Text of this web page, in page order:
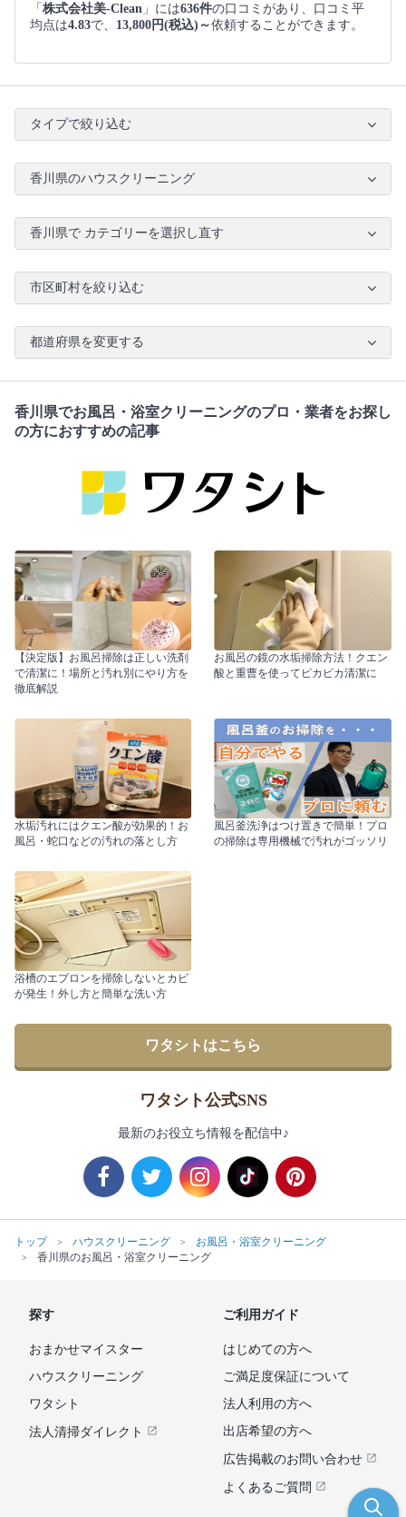
「 株式会社美-Clean 」には636件の口コミがあり、口コミ平
均点は4.83で、 13,800円(税込)～依頼することができます。
タイプで絞り込む
香川県のハウスクリーニング
香川県で カテゴリーを選択し直す
市区町村を絞り込む
都道府県を変更する
香川県でお風呂・浴室クリーニングのプロ・業者をお探し
の方におすすめの記事
【決定版】お風呂掃除は正しい洗剤
で清潔に！場所と汚れ別にやり方を
徹底解説
お風呂の鏡の水垢掃除方法！クエン
酸と重曹を使ってピカピカ清潔に
水垢汚れにはクエン酸が効果的！お
風呂・蛇口などの汚れの落とし方
風呂釜洗浄はつけ置きで簡単！プロ
の掃除は専用機械で汚れがゴッソリ
浴槽のエプロンを掃除しないとカビ
が発生！外し方と簡単な洗い方
ワタシトはこちら
ワタシト公式SNS
最新のお役立ち情報を配信中♪
トップ ハウスクリーニング
お風呂・浴室クリーニング
香川県のお風呂・浴室クリーニング
探す
おまかせマイスター
ハウスクリーニング
ワタシト
法人清掃ダイレクト
ご利用ガイド
はじめての方へ
ご満足度保証について
法人利用の方へ
出店希望の方へ
広告掲載のお問い合わせ
よくあるご質問